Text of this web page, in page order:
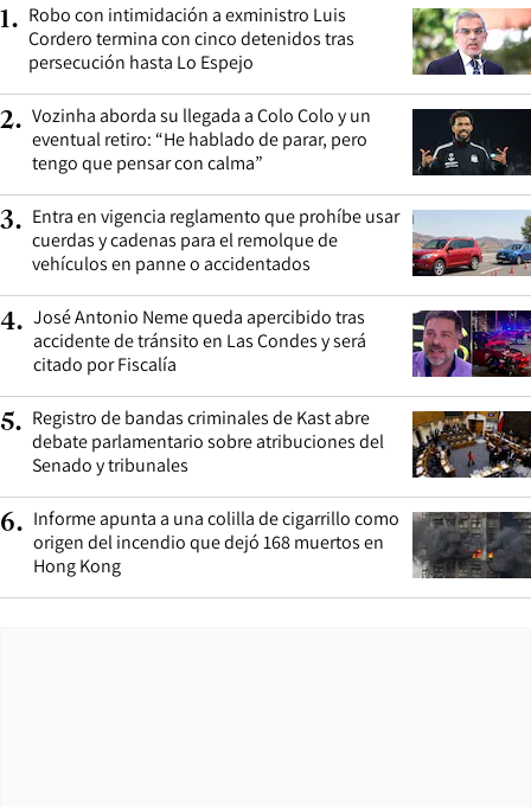
1. Robo con intimidación a exministro Luis
Cordero termina con cinco detenidos tras
persecución hasta Lo Espejo
2. Vozinha aborda su llegada a Colo Colo y un
eventual retiro: “He hablado de parar, pero
tengo que pensar con calma”
3. Entra en vigencia reglamento que prohíbe usar
cuerdas y cadenas para el remolque de
vehículos en panne o accidentados
4. José Antonio Neme queda apercibido tras
accidente de tránsito en Las Condes y será
citado por Fiscalía
5. Registro de bandas criminales de Kast abre
debate parlamentario sobre atribuciones del
Senado y tribunales
6. Informe apunta a una colilla de cigarrillo como
origen del incendio que dejó 168 muertos en
Hong Kong